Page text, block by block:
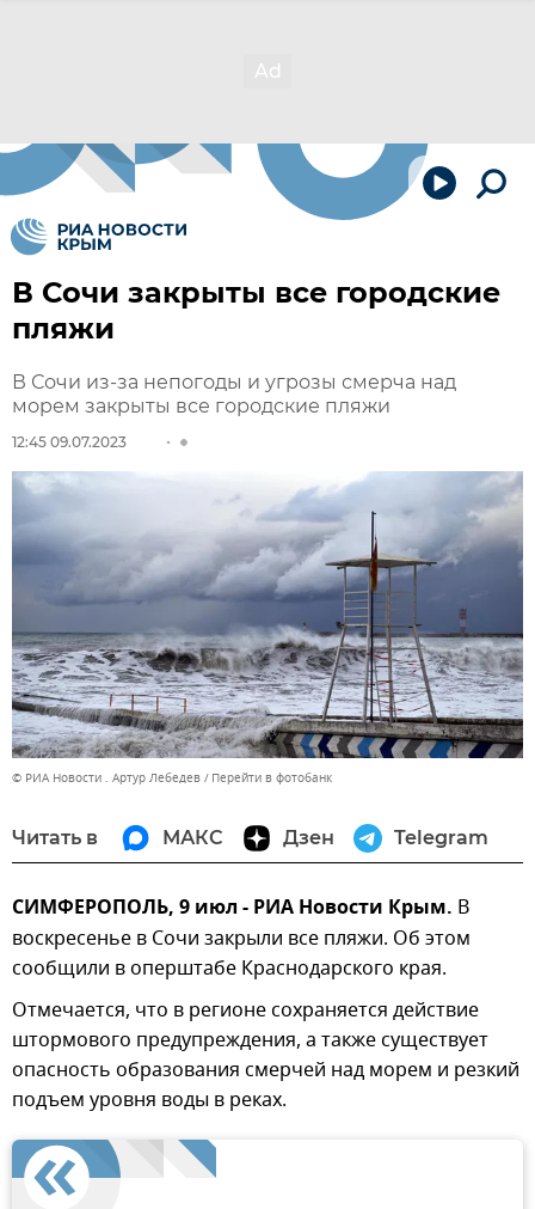
В Сочи закрыты все городские
пляжи
В Сочи из-за непогоды и угрозы смерча над
морем закрыты все городские пляжи
12:45 09.07.2023
© РИА Новости . Артур Лебедев Перейти в фотобанк
Читать в МАКС Дзен Telegram
СИМФЕРОПОЛЬ, 9 июл - РИА Новости Крым. В
воскресенье в Сочи закрыли все пляжи. Об этом
сообщили в оперштабе Краснодарского края.
Отмечается, что в регионе сохраняется действие
штормового предупреждения, а также существует
опасность образования смерчей над морем и резкий
подъем уровня воды в реках.